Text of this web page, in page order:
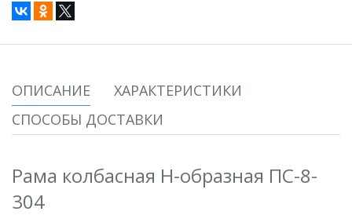
ОПИСАНИЕ
ХАРАКТЕРИСТИКИ
СПОСОБЫ ДОСТАВКИ
Рама колбасная H-образная ПС-8-
304